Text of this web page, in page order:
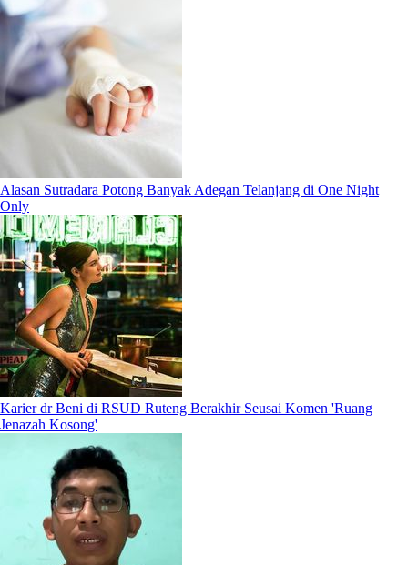
Alasan Sutradara Potong Banyak Adegan Telanjang di One Night
Only
Karier dr Beni di RSUD Ruteng Berakhir Seusai Komen 'Ruang
Jenazah Kosong'